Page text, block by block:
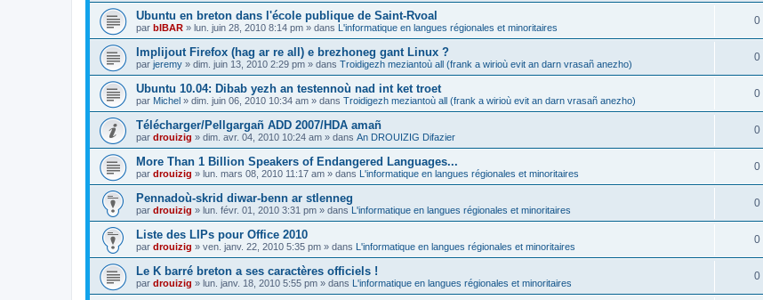
Ubuntu en breton dans l'école publique de Saint-Rvoal
par bIBAR » lun. juin 28, 2010 8:14 pm » dans L'informatique en langues régionales et minoritaires
0
Implijout Firefox (hag ar re all) e brezhoneg gant Linux ?
par jeremy » dim. juin 13, 2010 2:29 pm » dans Troidigezh meziantoù all (frank a wirioù evit an darn vrasañ anezho)
0
Ubuntu 10.04: Dibab yezh an testennoù nad int ket troet
par Michel » dim. juin 06, 2010 10:34 am » dans Troidigezh meziantoù all (frank a wirioù evit an darn vrasañ anezho)
0
Télécharger/Pellgargañ ADD 2007/HDA amañ
par drouizig » dim. avr. 04, 2010 10:24 am » dans An DROUIZIG Difazier
0
More Than 1 Billion Speakers of Endangered Languages...
par drouizig » lun. mars 08, 2010 11:17 am » dans L'informatique en langues régionales et minoritaires
0
Pennadoù-skrid diwar-benn ar stlenneg
par drouizig » lun. févr. 01, 2010 3:31 pm » dans L'informatique en langues régionales et minoritaires
0
Liste des LIPs pour Office 2010
par drouizig » ven. janv. 22, 2010 5:35 pm » dans L'informatique en langues régionales et minoritaires
0
Le K barré breton a ses caractères officiels !
par drouizig » lun. janv. 18, 2010 5:55 pm » dans L'informatique en langues régionales et minoritaires
0